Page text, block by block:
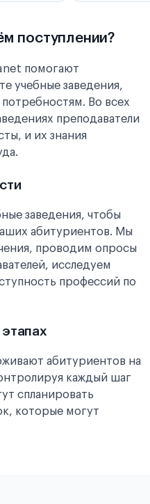
поступлении?
помогают
учебные заведения,
Во всех
преподаватели
и их знания
заведения, чтобы
абитуриентов. Мы
проводим опросы
исследуем
профессий по
абитуриентов на
каждый шаг
спланировать
которые могут